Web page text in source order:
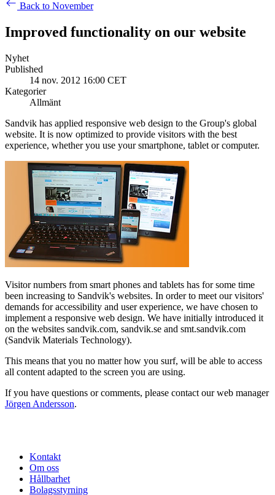
Back to November
Improved functionality on our website
Nyhet
Published
14 nov. 2012 16:00 CET
Kategorier
Allmänt
Sandvik has applied responsive web design to the Group's global
website. It is now optimized to provide visitors with the best
experience, whether you use your smartphone, tablet or computer.
Visitor numbers from smart phones and tablets has for some time
been increasing to Sandvik's websites. In order to meet our visitors'
demands for accessibility and user experience, we have chosen to
implement a responsive web design. We have initially introduced it
on the websites sandvik.com, sandvik.se and smt.sandvik.com
(Sandvik Materials Technology).
This means that you no matter how you surf, will be able to access
all content adapted to the screen you are using.
If you have questions or comments, please contact our web manager
Jörgen Andersson.
Kontakt
Om oss
Hållbarhet
Bolagsstyrning